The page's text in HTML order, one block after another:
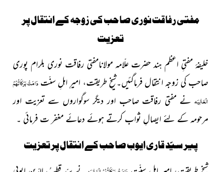
مفتی رفاقت نوری صاحب کی زوجہ کے انتقال پر
تعزیت
خلیفۂ مفتیِ اعظم ہند حضرت علّامہ مولانامفتی رفاقت نوری بلرام پوری
صاحب کی زوجہ انتقال فرماگئیں۔شیخِ طریقت، امیرِ اہلِ سنّت دَامَتْ بَرَکَاتُہُمُ
الْعَالِیَہ نے مفتی رفاقت صاحب اور دیگر سوگواروں سے تعزیت اور
مرحومہ کے لئے ایصالِ ثواب کرتے ہوئے دعائے مغفر ت فرمائی ۔
پیر سیّد قاری ایوب صاحب کے انتقال پر تعزیت